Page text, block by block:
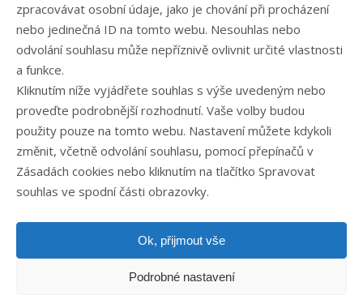
zpracovávat osobní údaje, jako je chování při procházení
nebo jedinečná ID na tomto webu. Nesouhlas nebo
odvolání souhlasu může nepříznivě ovlivnit určité vlastnosti
a funkce.
Kliknutím níže vyjádřete souhlas s výše uvedeným nebo
proveďte podrobnější rozhodnutí. Vaše volby budou
použity pouze na tomto webu. Nastavení můžete kdykoli
změnit, včetně odvolání souhlasu, pomocí přepínačů v
Zásadách cookies nebo kliknutím na tlačítko Spravovat
souhlas ve spodní části obrazovky.
Ok, přijmout vše
Podrobné nastavení
Rubriky článků
Články
Podcast
Případové studie
Realizované zakázky
Slovník
Zaměstnání